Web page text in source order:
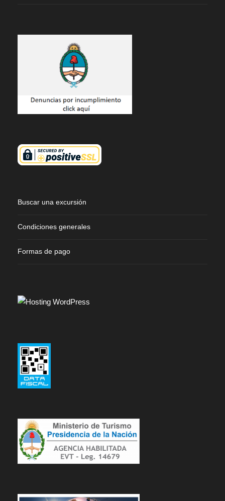
Buscar una excursión
Condiciones generales
Formas de pago